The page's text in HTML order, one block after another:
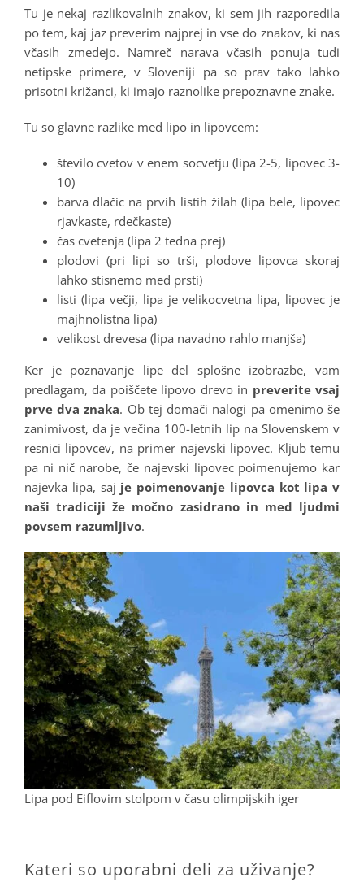
Tu je nekaj razlikovalnih znakov, ki sem jih razporedila
po tem, kaj jaz preverim najprej in vse do znakov, ki nas
včasih zmedejo. Namreč narava včasih ponuja tudi
netipske primere, v Sloveniji pa so prav tako lahko
prisotni križanci, ki imajo raznolike prepoznavne znake.
Tu so glavne razlike med lipo in lipovcem:
število cvetov v enem socvetju (lipa 2-5, lipovec 3-
10)
barva dlačic na prvih listih žilah (lipa bele, lipovec
rjavkaste, rdečkaste)
čas cvetenja (lipa 2 tedna prej)
plodovi (pri lipi so trši, plodove lipovca skoraj
lahko stisnemo med prsti)
listi (lipa večji, lipa je velikocvetna lipa, lipovec je
majhnolistna lipa)
velikost drevesa (lipa navadno rahlo manjša)
Ker je poznavanje lipe del splošne izobrazbe, vam
predlagam, da poiščete lipovo drevo in preverite vsaj
prve dva znaka. Ob tej domači nalogi pa omenimo še
zanimivost, da je večina 100-letnih lip na Slovenskem v
resnici lipovcev, na primer najevski lipovec. Kljub temu
pa ni nič narobe, če najevski lipovec poimenujemo kar
najevka lipa, saj je poimenovanje lipovca kot lipa v
naši tradiciji že močno zasidrano in med ljudmi
povsem razumljivo.
Lipa pod Eiflovim stolpom v času olimpijskih iger
Kateri so uporabni deli za uživanje?